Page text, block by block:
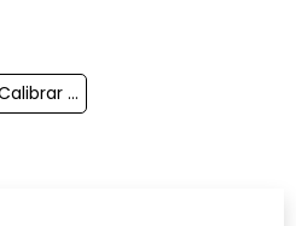
Calibrar Balança Analítica